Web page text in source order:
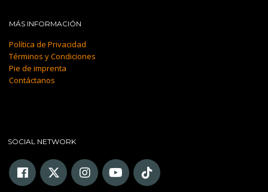
MÁS INFORMACIÓN
Política de Privacidad
Términos y Condiciones
Pie de imprenta
Contáctanos
SOCIAL NETWORK